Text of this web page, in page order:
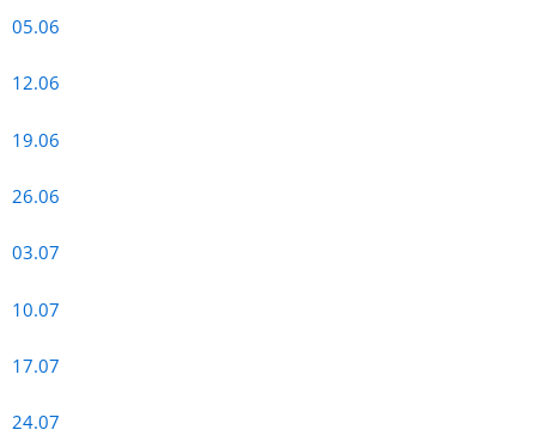
05.06
12.06
19.06
26.06
03.07
10.07
17.07
24.07